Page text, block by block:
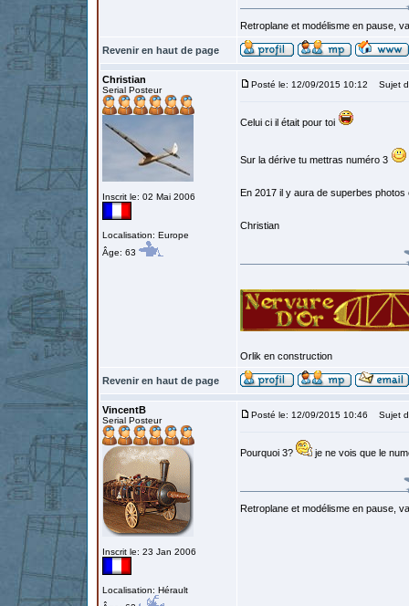
Retroplane et modélisme en pause,
Revenir en haut de page
Christian
Serial Posteur
Inscrit le: 02 Mai 2006
Localisation: Europe
Âge: 63
Posté le: 12/09/2015 10:12 Sujet
Celui ci il était pour toi
Sur la dérive tu mettras numéro 3
En 2017 il y aura de superbes photos
Christian
Orlik en construction
Revenir en haut de page
VincentB
Serial Posteur
Inscrit le: 23 Jan 2006
Localisation: Hérault
Posté le: 12/09/2015 10:46 Sujet
Pourquoi 3? je ne vois que le
Retroplane et modélisme en pause,